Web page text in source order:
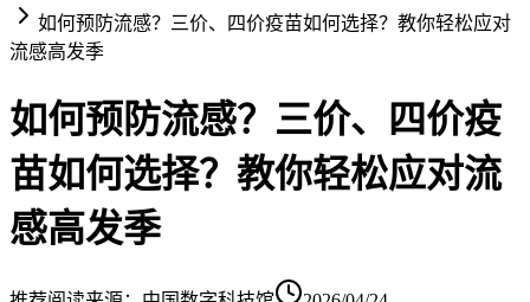
如何预防流感？三价、四价疫苗如何选择？教你轻松应对
流感高发季
如何预防流感？三价、四价疫
苗如何选择？教你轻松应对流
感高发季